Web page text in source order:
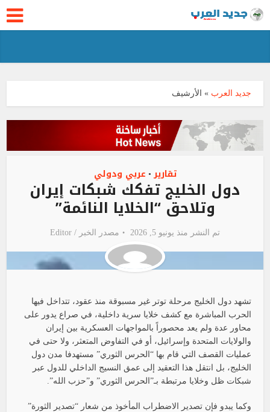
جديد العرب » الأرشيف
تقارير • عربي ودولي
دول الخليج تفكك شبكات إيران
وتلاحق “الخلايا النائمة”
تم النشر منذ يونيو 5, 2026 مصدر الخبر / Editor
تشهد دول الخليج مرحلة توتر غير مسبوقة منذ عقود، تتداخل فيها
الحرب المباشرة مع كشف خلايا سرية داخلية، في صراع يدور على
محاور عدة ولم يعد محصوراً بالمواجهات العسكرية بين إيران
والولايات المتحدة وإسرائيل، أو في التفاوض المتعثر، ولا حتى في
عمليات القصف التي قام بها “الحرس الثوري” مستهدفا مدن دول
الخليج، بل انتقل هذا التعقيد إلى عمق النسيج الداخلي للدول عبر
شبكات ظل وخلايا مرتبطة بـ”الحرس الثوري” و”حزب الله”.
وكما يبدو فإن تصدير الاضطراب المأخوذ من شعار “تصدير الثورة”